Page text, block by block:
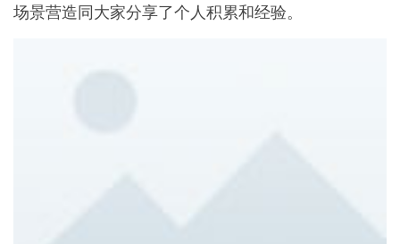
场景营造同大家分享了个人积累和经验。